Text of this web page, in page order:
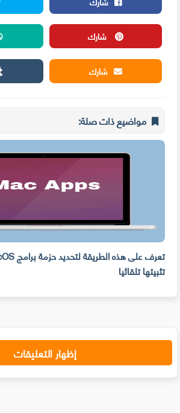
شارك
شارك
مواضيع ذات صلة:
تثبيتها تلقائيا
إظهار التعليقات